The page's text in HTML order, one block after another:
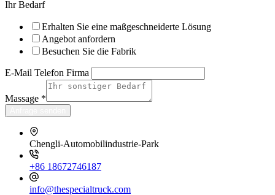
Ihr Bedarf
Erhalten Sie eine maßgeschneiderte Lösung
Angebot anfordern
Besuchen Sie die Fabrik
E-Mail Telefon Firma
Massage *
Chengli-Automobilindustrie-Park
+86 18672746187
info@thespecialtruck.com